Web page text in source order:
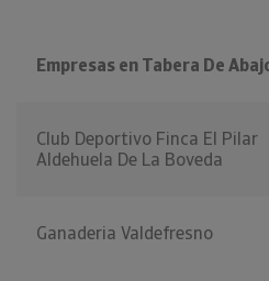
Empresas en Tabera De
Club Deportivo Finca El Pilar
Aldehuela De La Boveda
Ganaderia Valdefresno